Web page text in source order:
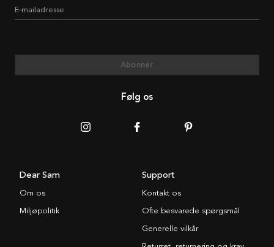
E-mailadresse
Abonner
Følg os
Dear Sam
Om os
Miljøpolitik
Support
Kontakt os
Ofte besvarede spørgsmål
Generelle vilkår